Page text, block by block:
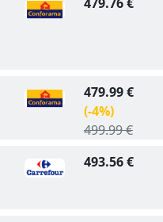
479.99 €
(-4%)
499.99 €
493.56 €